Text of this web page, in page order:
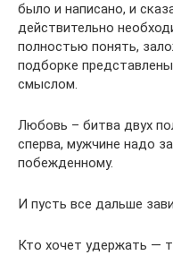
было и написано, и
действительно
полностью понять,
подборке
смыслом.
Любовь – битва двух
сперва, мужчине надо
побежденному.
И пусть все дальше
Кто хочет удержать —